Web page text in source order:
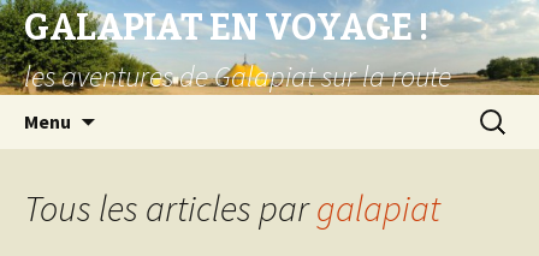
GALAPIAT EN VOYAGE !
les aventures de Galapiat sur la route
Menu
principal
Tous les articles pargalapiat